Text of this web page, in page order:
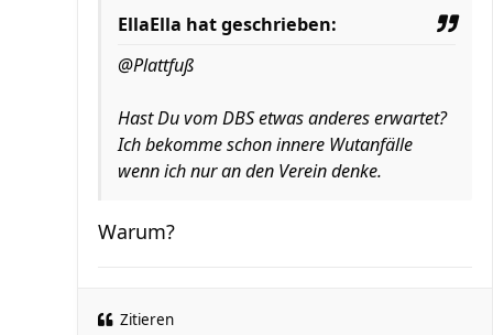
EllaElla hat geschrieben:
@Plattfuß
Hast Du vom DBS etwas anderes erwartet?
Ich bekomme schon innere Wutanfälle
wenn ich nur an den Verein denke.
Warum?
Zitieren